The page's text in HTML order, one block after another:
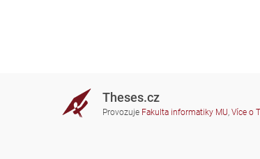
Theses.cz
Provozuje Fakulta informatiky MU, Více o